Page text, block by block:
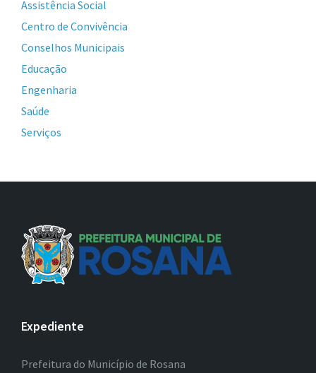
Assistência Social
Centro de Convivência
Conselhos Municipais
Educação
Engenharia
Saúde
Serviços
Expediente
Prefeitura do Município de Rosana